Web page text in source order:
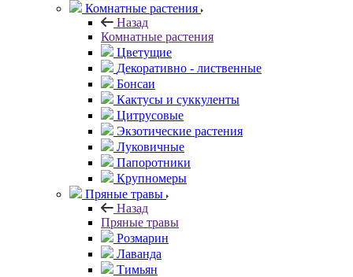
Комнатные растения
Назад
Комнатные растения
Цветущие
Декоративно - лиственные
Бонсаи
Кактусы и суккуленты
Цитрусовые
Экзотические растения
Луковичные
Папоротники
Крупномеры
Пряные травы
Назад
Пряные травы
Розмарин
Лаванда
Тимьян